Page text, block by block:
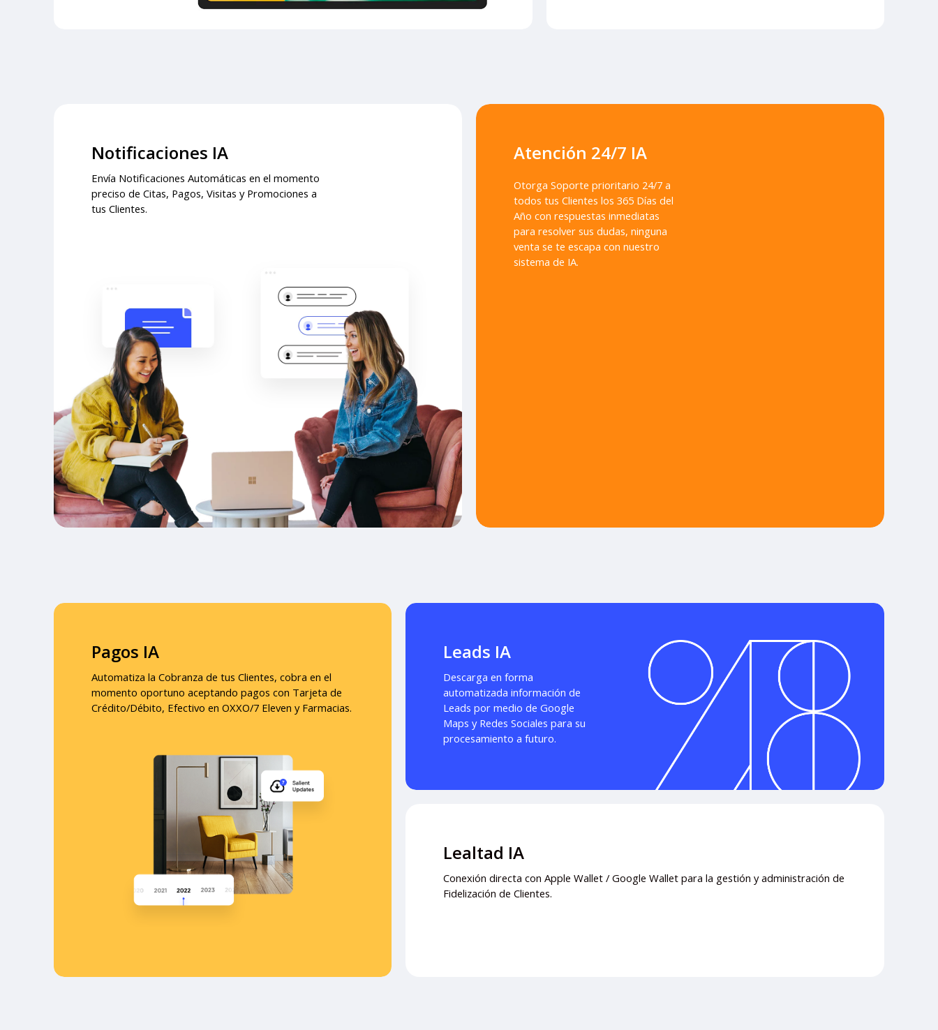
Notificaciones IA
Envía Notificaciones Automáticas en el momento
preciso de Citas, Pagos, Visitas y Promociones a
tus Clientes.
Atención 24/7 IA
Otorga Soporte prioritario 24/7 a
todos tus Clientes los 365 Días del
Año con respuestas inmediatas
para resolver sus dudas, ninguna
venta se te escapa con nuestro
sistema de IA.
Pagos IA
Automatiza la Cobranza de tus Clientes, cobra en el
momento oportuno aceptando pagos con Tarjeta de
Crédito/Débito, Efectivo en OXXO/7 Eleven y Farmacias.
Leads IA
Descarga en forma
automatizada información de
Leads por medio de Google
Maps y Redes Sociales para su
procesamiento a futuro.
Lealtad IA
Conexión directa con Apple Wallet / Google Wallet para la gestión y administración de
Fidelización de Clientes.